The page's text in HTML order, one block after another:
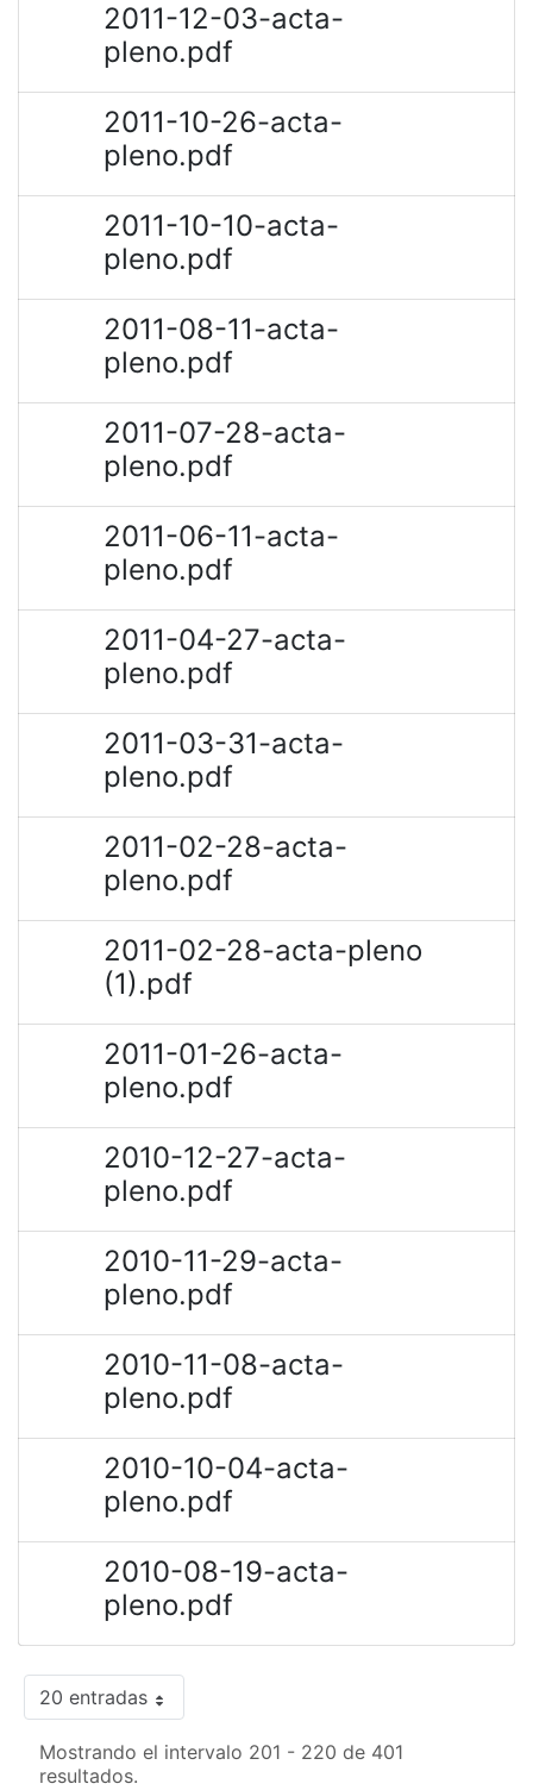
2011-12-03-acta-
pleno.pdf
2011-10-26-acta-
pleno.pdf
2011-10-10-acta-
pleno.pdf
2011-08-11-acta-
pleno.pdf
2011-07-28-acta-
pleno.pdf
2011-06-11-acta-
pleno.pdf
2011-04-27-acta-
pleno.pdf
2011-03-31-acta-
pleno.pdf
2011-02-28-acta-
pleno.pdf
2011-02-28-acta-pleno
(1).pdf
2011-01-26-acta-
pleno.pdf
2010-12-27-acta-
pleno.pdf
2010-11-29-acta-
pleno.pdf
2010-11-08-acta-
pleno.pdf
2010-10-04-acta-
pleno.pdf
2010-08-19-acta-
pleno.pdf
20 entradas
Mostrando el intervalo 201 - 220 de 401
resultados.